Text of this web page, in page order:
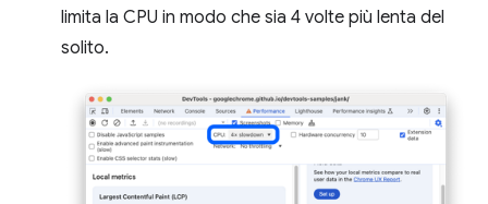
limita la CPU in modo che sia 4 volte più lenta del
solito.